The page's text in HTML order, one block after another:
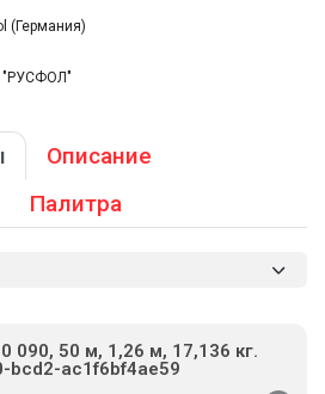
(Германия)
Описание
Палитра
090, 50 м, 1,26 м, 17,136 кг.
bcd2-ac1f6bf4ae59